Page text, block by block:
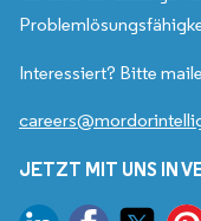
Interessiert? Bitte
JETZT MIT UNS IN